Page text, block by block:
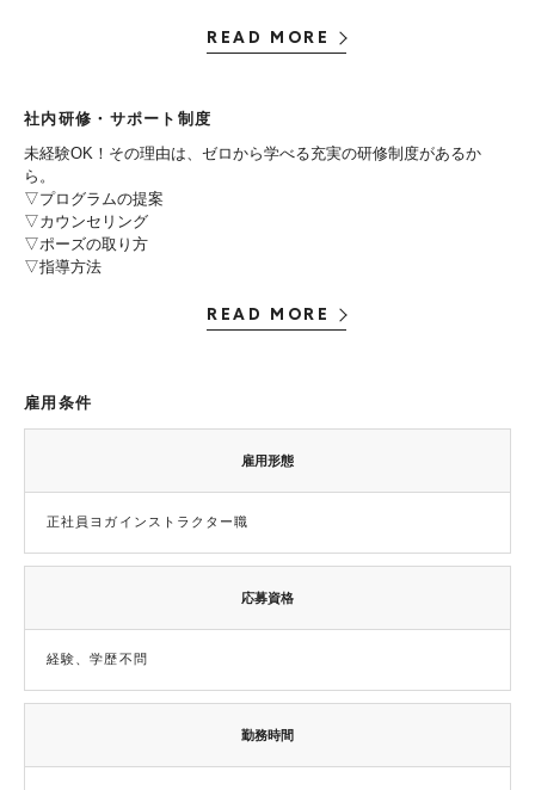
READ MORE
社内研修・サポート制度
未経験OK！その理由は、ゼロから学べる充実の研修制度があるか
ら。
▽プログラムの提案
▽カウンセリング
▽ポーズの取り方
▽指導方法
READ MORE
雇用条件
雇用形態
正社員ヨガインストラクター職
応募資格
経験、学歴不問
勤務時間